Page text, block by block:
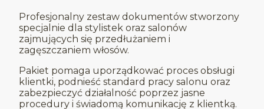
Profesjonalny zestaw dokumentów stworzony
specjalnie dla stylistek oraz salonów
zajmujących się przedłużaniem i
zagęszczaniem włosów.
Pakiet pomaga uporządkować proces obsługi
klientki, podnieść standard pracy salonu oraz
zabezpieczyć działalność poprzez jasne
procedury i świadomą komunikację z klientką.